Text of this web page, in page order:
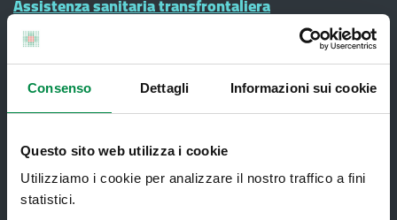
Consenso Dettagli Informazioni sui cookie
Questo sito web utilizza i cookie
Utilizziamo i cookie per analizzare il nostro traffico a fini
statistici.
Consultorio Familiare
Direzione Assistenza Farmaceutica
Medici e Pediatri di Famiglia
Nucleo di Cure Primarie (NCP)